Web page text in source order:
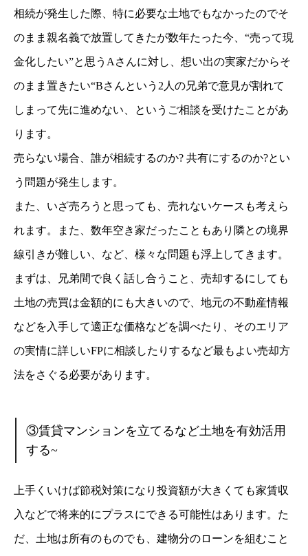
相続が発生した際、特に必要な土地でもなかったのでそ
のまま親名義で放置してきたが数年たった今、“売って現
金化したい”と思うAさんに対し、想い出の実家だからそ
のまま置きたい“Bさんという2人の兄弟で意見が割れて
しまって先に進めない、というご相談を受けたことがあ
ります。
売らない場合、誰が相続するのか? 共有にするのか?とい
う問題が発生します。
また、いざ売ろうと思っても、売れないケースも考えら
れます。また、数年空き家だったこともあり隣との境界
線引きが難しい、など、様々な問題も浮上してきます。
まずは、兄弟間で良く話し合うこと、売却するにしても
土地の売買は金額的にも大きいので、地元の不動産情報
などを入手して適正な価格などを調べたり、そのエリア
の実情に詳しいFPに相談したりするなど最もよい売却方
法をさぐる必要があります。
③賃貸マンションを立てるなど土地を有効活用
する~
上手くいけば節税対策になり投資額が大きくても家賃収
入などで将来的にプラスにできる可能性はあります。た
だ、土地は所有のものでも、建物分のローンを組むこと